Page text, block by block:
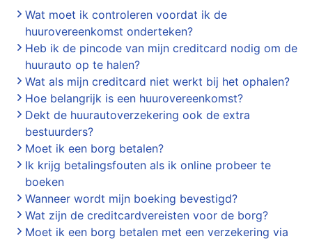
Wat moet ik controleren voordat ik de
huurovereenkomst onderteken?
Heb ik de pincode van mijn creditcard nodig om de
huurauto op te halen?
Wat als mijn creditcard niet werkt bij het ophalen?
Hoe belangrijk is een huurovereenkomst?
Dekt de huurautoverzekering ook de extra
bestuurders?
Moet ik een borg betalen?
Ik krijg betalingsfouten als ik online probeer te
boeken
Wanneer wordt mijn boeking bevestigd?
Wat zijn de creditcardvereisten voor de borg?
Moet ik een borg betalen met een verzekering via